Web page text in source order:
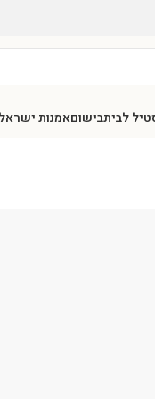
לביתבישוםאמנות